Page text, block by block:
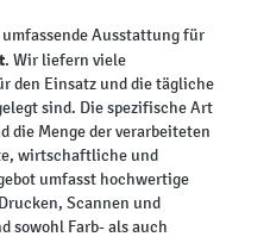
Ausstattung für
. Wir liefern viele
den Einsatz und die tägliche
sind. Die spezifische Art
die Menge der verarbeiteten
wirtschaftliche und
umfasst hochwertige
Scannen und
sowohl Farb- als auch